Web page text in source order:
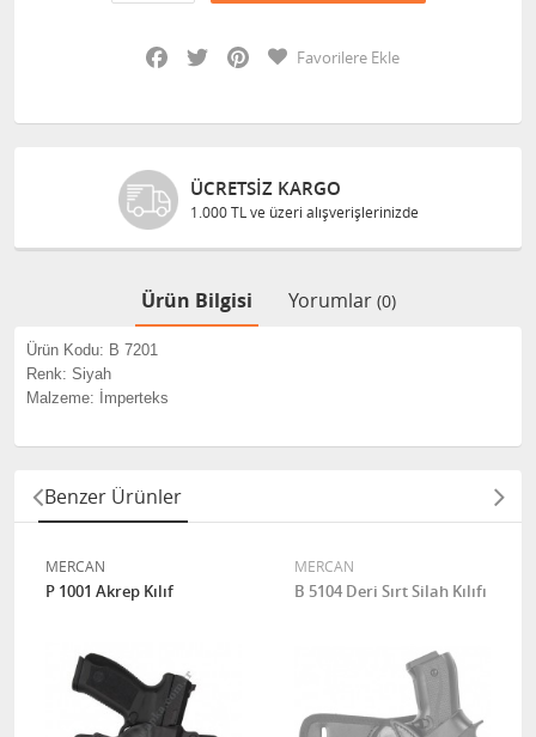
Facebook
Twitter PinterestFavorilere Ekle
ÜCRETSIZ KARGO
1.000 TL ve üzeri alışverişlerinizde
Ürün Bilgisi Yorumlar (0)
Ürün Kodu: B 7201
Renk: Siyah
Malzeme: İmperteks
Benzer Ürünler
MERCAN
P 1001 Akrep Kılıf
MERCAN
B 5104 Deri Sırt Silah Kılıfı